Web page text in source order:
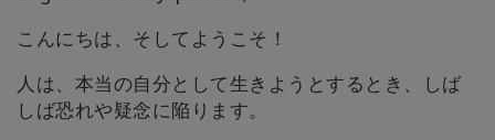
こんにちは、そしてようこそ！
人は、本当の自分として生きようとするとき、しば
しば恐れや疑念に陥ります。